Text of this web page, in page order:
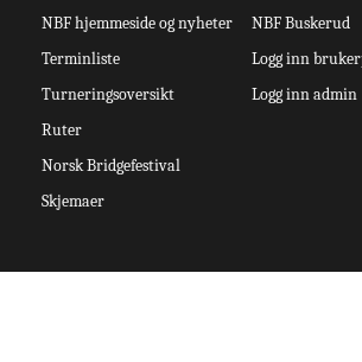
NBF hjemmeside og nyheter
Terminliste
Turneringsoversikt
Ruter
Norsk Bridgefestival
Skjemaer
NBF Buskerud
Logg inn
Logg inn admin